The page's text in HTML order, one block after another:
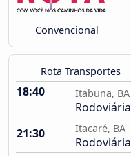
Convencional
Rota Transportes
18:40 Itabuna, BA
Rodoviária
21:30
Itacaré, BA
Rodoviária